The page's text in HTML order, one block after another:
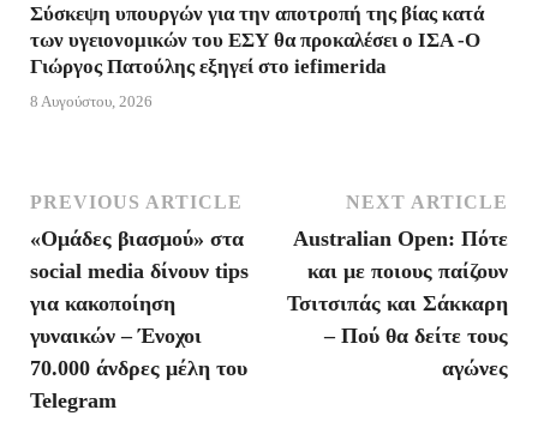
y
Σύσκεψη υπουργών για την αποτροπή της βίας κατά
των υγειονομικών του ΕΣΥ θα προκαλέσει ο ΙΣΑ -Ο
Γιώργος Πατούλης εξηγεί στο iefimerida
8 Αυγούστου, 2026
PREVIOUS ARTICLE
«Ομάδες βιασμού» στα
social media δίνουν tips
για κακοποίηση
γυναικών – Ένοχοι
70.000 άνδρες μέλη του
Telegram
NEXT ARTICLE
Australian Open: Πότε
και με ποιους παίζουν
Τσιτσιπάς και Σάκκαρη
– Πού θα δείτε τους
αγώνες